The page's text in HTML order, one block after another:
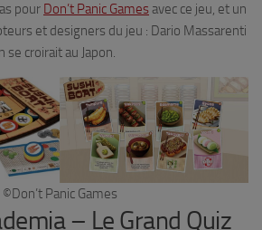
pour Don’t Panic Gamesavec ce jeu, et un
et designers du jeu : Dario Massarenti
se croirait au Japon.
©Don’t Panic Games
– Le Grand Quiz